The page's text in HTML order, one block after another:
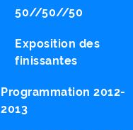
50//50//50
Exposition des
finissantes
Programmation 2012-
2013